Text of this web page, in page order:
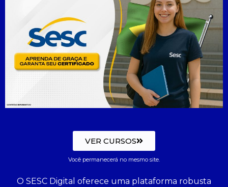
VER CURSOS
Você permanecerá no mesmo site.
O SESC Digital oferece uma plataforma robusta